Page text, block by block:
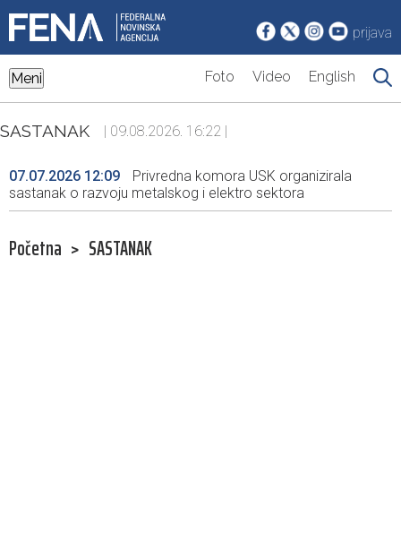
prijava
Meni Foto Video English
SASTANAK | 09.08.2026. 16:22 |
07.07.2026 12:09
Privredna komora USK organizirala
sastanak o razvoju metalskog i elektro sektora
Početna > SASTANAK